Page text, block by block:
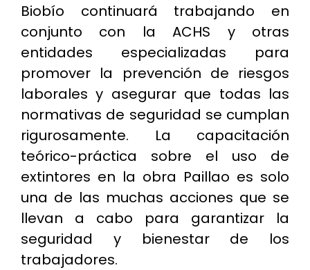
Biobío continuará trabajando en
conjunto con la ACHS y otras
entidades especializadas para
promover la prevención de riesgos
laborales y asegurar que todas las
normativas de seguridad se cumplan
rigurosamente. La capacitación
teórico-práctica sobre el uso de
extintores en la obra Paillao es solo
una de las muchas acciones que se
llevan a cabo para garantizar la
seguridad y bienestar de los
trabajadores.